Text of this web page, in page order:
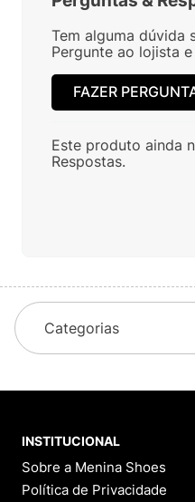
Tem alguma dúvida
Pergunte ao lojista
FAZER
Este produto ainda
Respostas.
Categorias
INSTITUCIONAL
Sobre a Menina Shoes
Política de Privacidade